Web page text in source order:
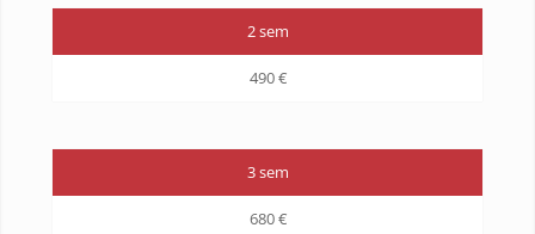
2 sem
490 €
3 sem
680 €